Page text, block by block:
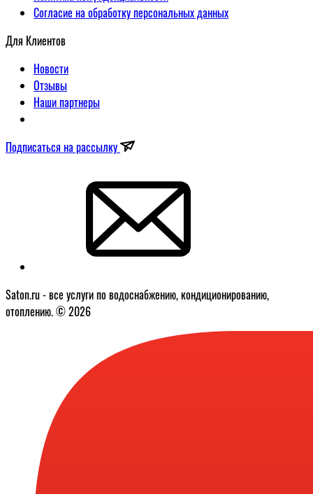
Согласие на обработку персональных данных
Для Клиентов
Новости
Отзывы
Наши партнеры
Подписаться на рассылку
Saton.ru - все услуги по водоснабжению, кондиционированию,
отоплению. © 2026